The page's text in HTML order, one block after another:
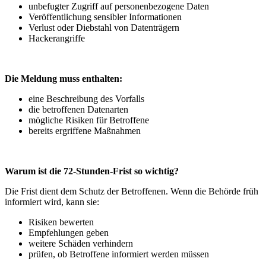
unbefugter Zugriff auf personenbezogene Daten
Veröffentlichung sensibler Informationen
Verlust oder Diebstahl von Datenträgern
Hackerangriffe
Die Meldung muss enthalten:
eine Beschreibung des Vorfalls
die betroffenen Datenarten
mögliche Risiken für Betroffene
bereits ergriffene Maßnahmen
Warum ist die 72-Stunden-Frist so wichtig?
Die Frist dient dem Schutz der Betroffenen. Wenn die Behörde früh
informiert wird, kann sie:
Risiken bewerten
Empfehlungen geben
weitere Schäden verhindern
prüfen, ob Betroffene informiert werden müssen